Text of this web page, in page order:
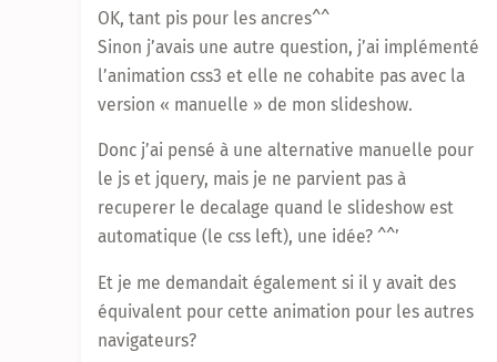
OK, tant pis pour les ancres^^
Sinon j’avais une autre question, j’ai implémenté
l’animation css3 et elle ne cohabite pas avec la
version « manuelle » de mon slideshow.
Donc j’ai pensé à une alternative manuelle pour
le js et jquery, mais je ne parvient pas à
recuperer le decalage quand le slideshow est
automatique (le css left), une idée? ^^’
Et je me demandait également si il y avait des
équivalent pour cette animation pour les autres
navigateurs?